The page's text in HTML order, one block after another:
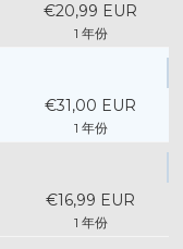
€20,99 EUR
1 年份
€31,00 EUR
1 年份
€16,99 EUR
1 年份